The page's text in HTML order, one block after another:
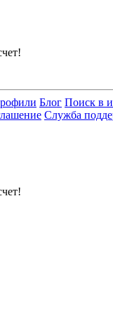
Блог Поиск в
Служба